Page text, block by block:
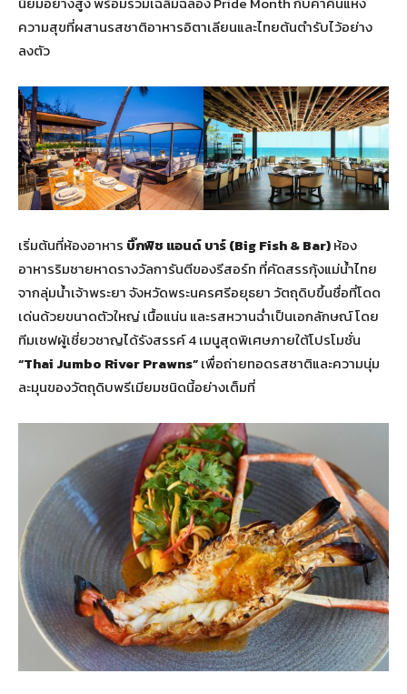
ความสุขที่ผสานรสชาติอาหารอิตาเลียนและไทยต้นตำรับไว้อย่าง
ลงตัว
เริ่มต้นที่ห้องอาหาร บิ๊กฟิช แอนด์ บาร์ (Big Fish & Bar)ห้อง
อาหารริมชายหาดรางวัลการันตีของรีสอร์ท ที่คัดสรรกุ้งแม่น้ำไทย
จากลุ่มน้ำเจ้าพระยา จังหวัดพระนครศรีอยุธยา วัตถุดิบขึ้นชื่อที่โดด
เด่นด้วยขนาดตัวใหญ่ เนื้อแน่น และรสหวานฉ่ำเป็นเอกลักษณ์ โดย
ทีมเชฟผู้เชี่ยวชาญได้รังสรรค์ 4 เมนูสุดพิเศษภายใต้โปรโมชั่น
“Thai Jumbo River Prawns”เพื่อถ่ายทอดรสชาติและความนุ่ม
ละมุนของวัตถุดิบพรีเมียมชนิดนี้อย่างเต็มที่